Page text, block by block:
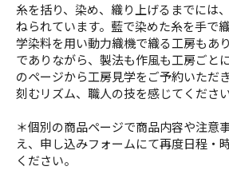
糸を括り、染め、織り上げるまでには
ねられています。藍で染めた糸を手で
学染料を用い動力織機で織る工房もあ
でありながら、製法も作風も工房ごと
のページから工房見学をご予約いただ
刻むリズム、職人の技を感じてください
＊個別の商品ページで商品内容や注意
え、申し込みフォームにて再度日程・
ください。
エリアガイド
宿
スポット紹介